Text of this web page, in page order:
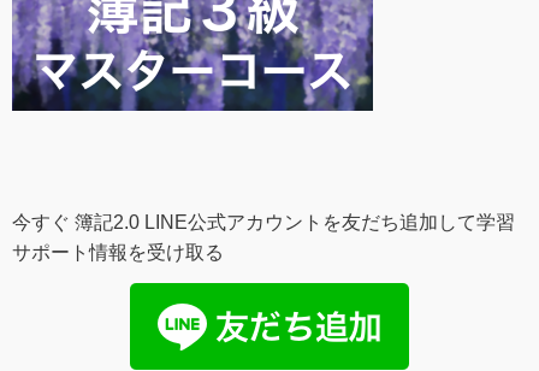
今すぐ 簿記2.0 LINE公式アカウントを友だち追加して学習
サポート情報を受け取る